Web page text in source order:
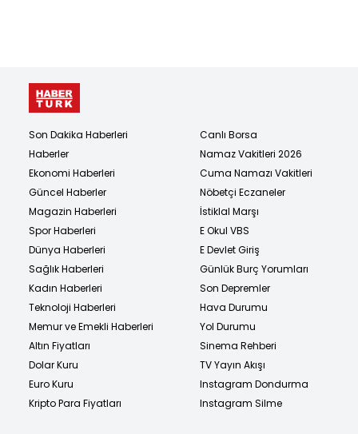
Son Dakika Haberleri
Haberler
Ekonomi Haberleri
Güncel Haberler
Magazin Haberleri
Spor Haberleri
Dünya Haberleri
Sağlık Haberleri
Kadın Haberleri
Teknoloji Haberleri
Memur ve Emekli Haberleri
Altın Fiyatları
Dolar Kuru
Euro Kuru
Kripto Para Fiyatları
Canlı Borsa
Namaz Vakitleri 2026
Cuma Namazı Vakitleri
Nöbetçi Eczaneler
İstiklal Marşı
E Okul VBS
E Devlet Giriş
Günlük Burç Yorumları
Son Depremler
Hava Durumu
Yol Durumu
Sinema Rehberi
TV Yayın Akışı
Instagram Dondurma
Instagram Silme